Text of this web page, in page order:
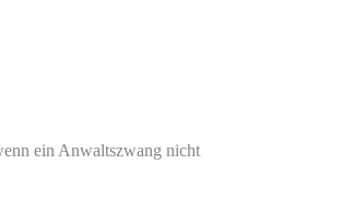
ein Anwaltszwang nicht